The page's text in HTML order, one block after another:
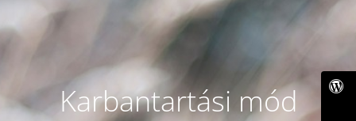
Karbantartási mód